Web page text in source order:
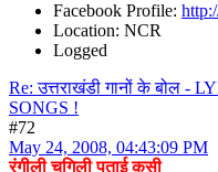
Facebook Profile:
Location: NCR
Logged
Re: उत्तराखंडी गानों के बोल -
SONGS !
#72
May 24, 2008, 04:43:09 PM
रंगीली चगिली पुताई कसी